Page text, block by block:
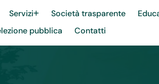
Servizi Società trasparente
pubblica
Contatti